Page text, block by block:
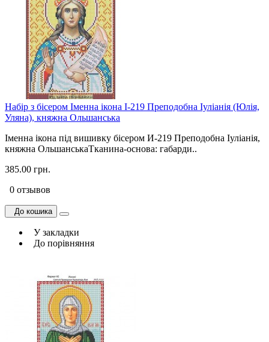
Набір з бісером Іменна ікона І-219 Преподобна Іуліанія (Юлія,
Уляна), княжна Ольшанська
Іменна ікона під вишивку бісером И-219 Преподобна Іуліанія,
княжна ОльшанськаТканина-основа: габарди..
385.00 грн.
0 отзывов
До кошика
У закладки
До порівняння